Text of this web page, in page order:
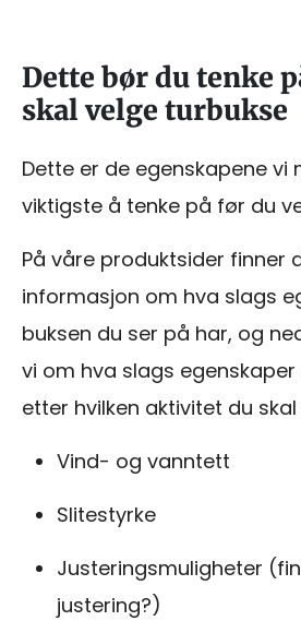
Dette bør du tenke
skal velge turbukse
Dette er de egenskapene vi
viktigste å tenke på før du
På våre produktsider finner
informasjon om hva slags
buksen du ser på har, og
vi om hva slags
etter hvilken aktivitet du skal
Vind- og vanntett
Slitestyrke
Justeringsmuligheter
justering?)